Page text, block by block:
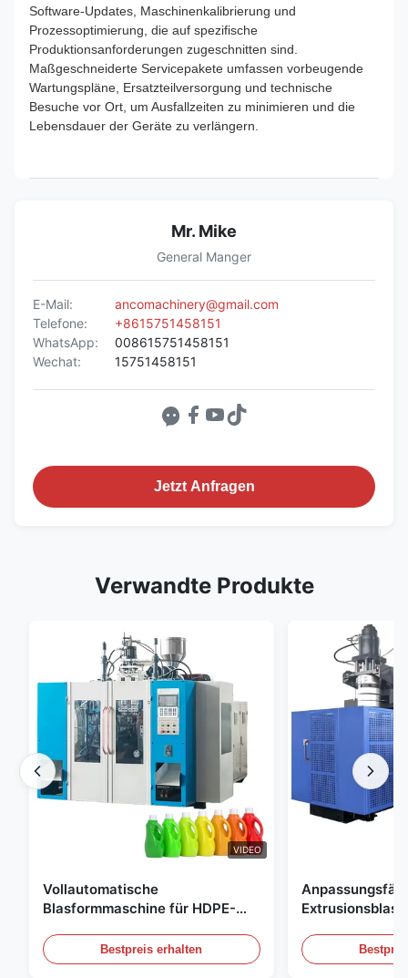
Software-Updates, Maschinenkalibrierung und
Prozessoptimierung, die auf spezifische
Produktionsanforderungen zugeschnitten sind.
Maßgeschneiderte Servicepakete umfassen vorbeugende
Wartungspläne, Ersatzteilversorgung und technische
Besuche vor Ort, um Ausfallzeiten zu minimieren und die
Lebensdauer der Geräte zu verlängern.
Mr. Mike
General Manger
E-Mail:
ancomachinery@gmail.com
Telefone:
+8615751458151
WhatsApp:
008615751458151
Wechat:
15751458151
Jetzt Anfragen
Verwandte Produkte
VIDEO
Vollautomatische
Blasformmaschine für HDPE-
PE-FlaschenBestpreis erhalten
Blasformgeräte